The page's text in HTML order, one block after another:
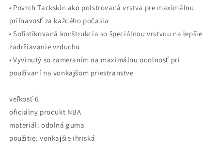
• Povrch Tackskin ako polstrovaná vrstva pre maximálnu
priľnavosť za každého počasia
• Sofistikovaná konštrukcia so špeciálnou vrstvou na lepšie
zadržiavanie vzduchu
• Vyvinutý so zameraním na maximálnu odolnosť pri
používaní na vonkajšom priestranstve
veľkosť 6
oficiálny produkt NBA
materiál: odolná guma
použitie: vonkajšie ihriská